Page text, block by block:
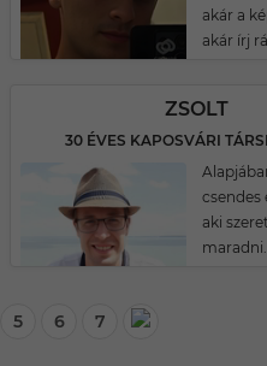
akár a
akár írj
ZSOLT
30 ÉVES KAPOSVÁRI
csendes
aki
maradni.
5 6 7